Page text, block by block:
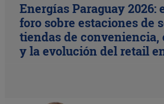
Energías Paraguay 2026:
foro sobre estaciones de
tiendas de
y la evolución del retail